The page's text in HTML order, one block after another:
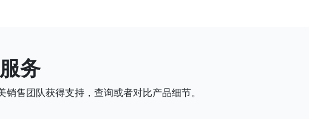
务
销售团队获得支持，查询或者对比产品细节。